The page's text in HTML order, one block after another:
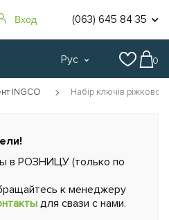
Вход (063) 645 84 35
Рус 0
INGCO Набір ключів ріжково-
в РОЗНИЦУ (только по
к менеджеру
для свази с нами.